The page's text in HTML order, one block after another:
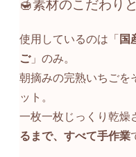
🍯素材のこだわり
使用しているのは「 国
ご」のみ。
朝摘みの完熟いちごを
ット。
一枚一枚じっくり乾燥
るまで、すべて手作業